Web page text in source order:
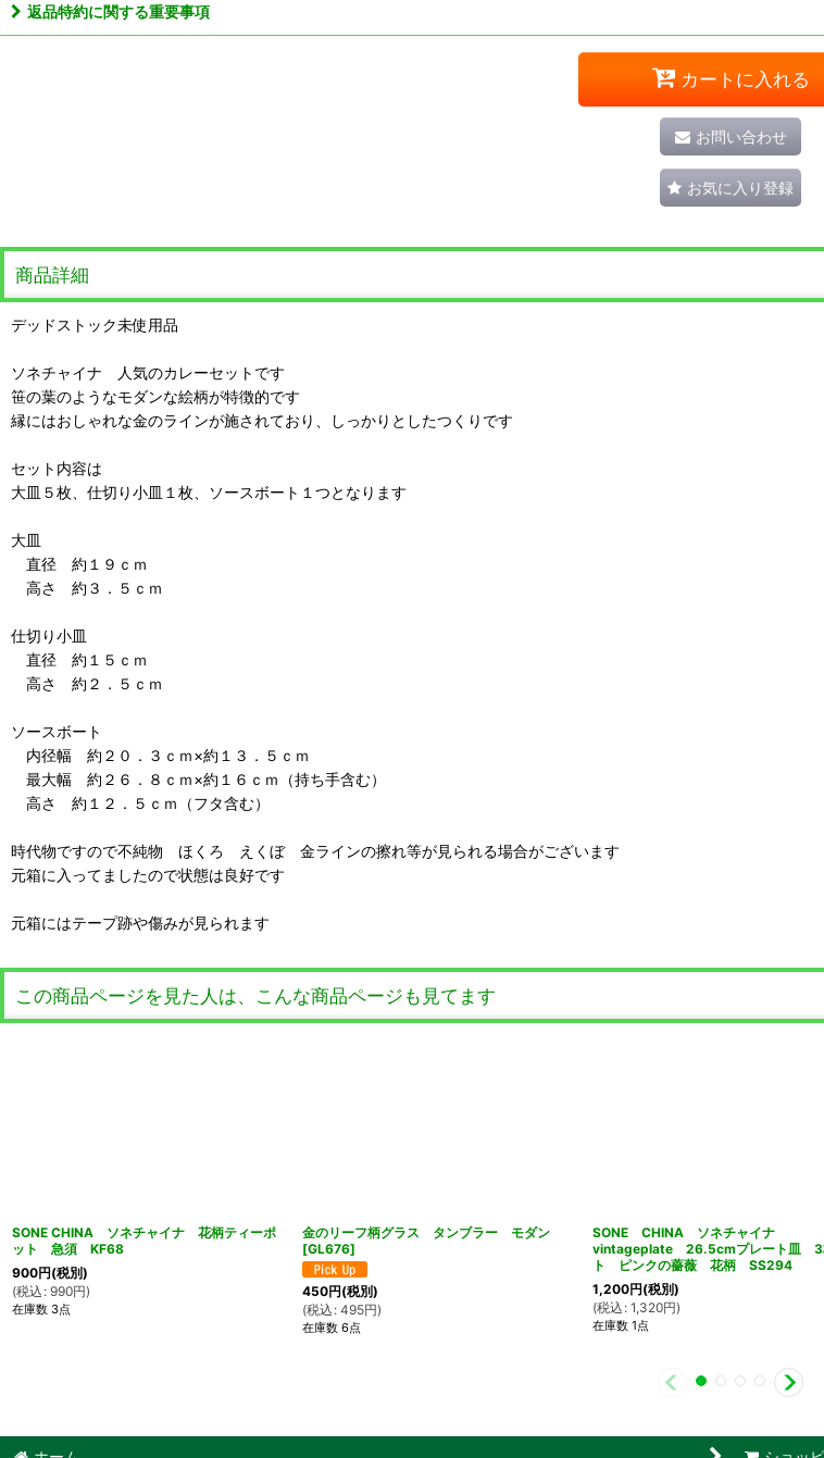
返品特約に関する重要事項
カートに入れる
お問い合わせ
お気に入り登録
商品詳細
デッドストック未使用品
ソネチャイナ 人気のカレーセットです
笹の葉のようなモダンな絵柄が特徴的です
縁にはおしゃれな金のラインが施されており、しっかりとしたつくりです
セット内容は
大皿５枚、仕切り小皿１枚、ソースボート１つとなります
大皿
直径 約１９ｃｍ
高さ 約３．５ｃｍ
仕切り小皿
直径 約１５ｃｍ
高さ 約２．５ｃｍ
ソースボート
内径幅 約２０．３ｃｍ×約１３．５ｃｍ
最大幅 約２６．８ｃｍ×約１６ｃｍ（持ち手含む）
高さ 約１２．５ｃｍ（フタ含む）
時代物ですので不純物 ほくろ えくぼ 金ラインの擦れ等が見られる場合がございます
元箱に入ってましたので状態は良好です
元箱にはテープ跡や傷みが見られます
この商品ページを見た人は、こんな商品ページも見てます
SONE CHINA ソネチャイナ 花柄ティーポ
ット 急須 KF68
900円(税別)
(税込 : 990円)
在庫数 3点
金のリーフ柄グラス タンブラー モダン
[GL676]
450円(税別)
(税込 : 495円)
在庫数 6点
SONE CHINA ソネチャイナ
vintageplate 26.5cmプレート皿 3
ト ピンクの薔薇 花柄 SS294
1,200円(税別)
(税込 : 1,320円)
在庫数 1点